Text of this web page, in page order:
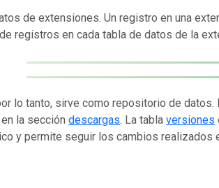
de extensiones. Un registro en una
registros en cada tabla de datos de la
lo tanto, sirve como repositorio de
la seccióndescargas. La tablaversiones
y permite seguir los cambios realizados